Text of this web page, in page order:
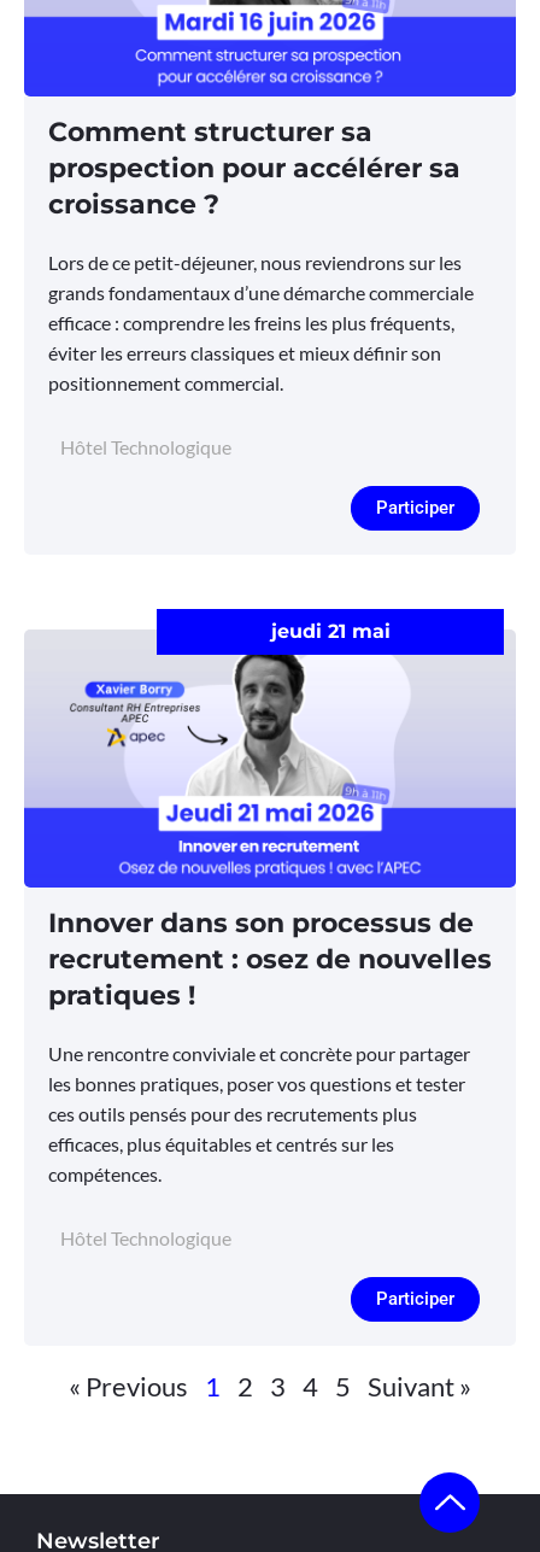
Comment structurer sa
prospection pour accélérer sa
croissance ?
Lors de ce petit-déjeuner, nous reviendrons sur les
grands fondamentaux d’une démarche commerciale
efficace : comprendre les freins les plus fréquents,
éviter les erreurs classiques et mieux définir son
positionnement commercial.
Hôtel Technologique
Participer
jeudi 21 mai
Innover dans son processus de
recrutement : osez de nouvelles
pratiques !
Une rencontre conviviale et concrète pour partager
les bonnes pratiques, poser vos questions et tester
ces outils pensés pour des recrutements plus
efficaces, plus équitables et centrés sur les
compétences.
Hôtel Technologique
Participer
« Previous 1 2 3 4 5 Suivant »
Newsletter